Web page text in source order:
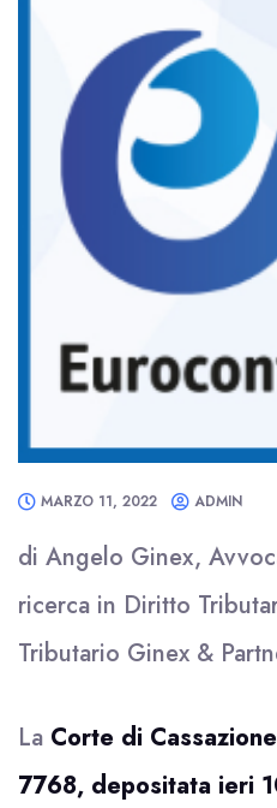
MARZO 11, 2022 ADMIN
di Angelo Ginex,
ricerca in Diritto
Tributario Ginex &
La Corte di Cassazione
7768, depositata ieri